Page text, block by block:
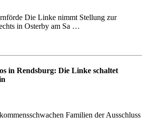
Die Linke nimmt Stellung zur
in Osterby am Sa …
in Rendsburg: Die Linke schaltet
Familien der Ausschluss